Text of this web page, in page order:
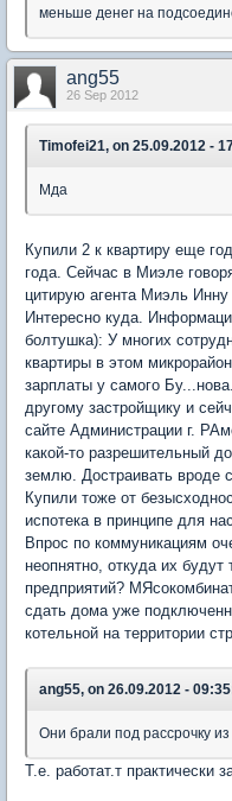
меньше денег на
ang55
26 Sep 2012
Timofei21, on 25.09.2012 -
Мда
Купили 2 к квартиру еще
года. Сейчас в Миэле
цитирую агента Миэль
Интересно куда.
болтушка): У многих
квартиры в этом
зарплаты у самого
другому застройщику и
сайте Администрации г.
какой-то разрешительный
землю. Достраивать вроде
Купили тоже от
испотека в принципе для
Впрос по коммуникациям
неопнятно, откуда их
предприятий?
сдать дома уже
котельной на территории
ang55, on 26.09.2012 -
Они брали под рассрочку
Т.е. работат.т практически